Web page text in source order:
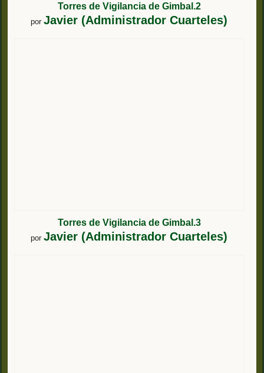
Torres de Vigilancia de Gimbal.2
por Javier (Administrador Cuarteles)
Torres de Vigilancia de Gimbal.3
por Javier (Administrador Cuarteles)